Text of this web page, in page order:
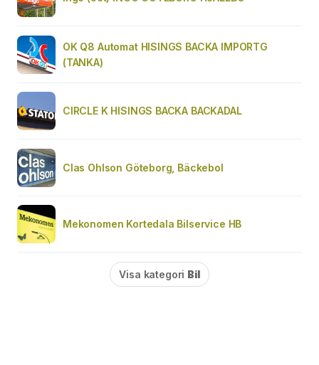
OK Q8 Automat HISINGS BACKA IMPORTG
(TANKA)
CIRCLE K HISINGS BACKA BACKADAL
Clas Ohlson Göteborg, Bäckebol
Mekonomen Kortedala Bilservice HB
Visa kategori Bil